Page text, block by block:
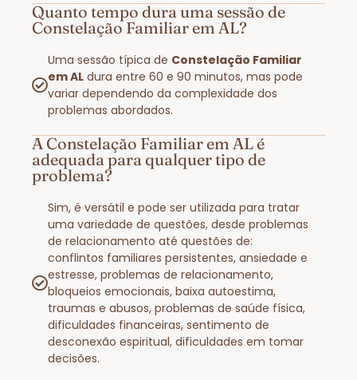
Quanto tempo dura uma sessão de
Constelação Familiar em AL?
Uma sessão típica de Constelação Familiar
em AL dura entre 60 e 90 minutos, mas pode
variar dependendo da complexidade dos
problemas abordados.
A Constelação Familiar em AL é
adequada para qualquer tipo de
problema?
Sim, é versátil e pode ser utilizada para tratar
uma variedade de questões, desde problemas
de relacionamento até questões de:
conflintos familiares persistentes, ansiedade e
estresse, problemas de relacionamento,
bloqueios emocionais, baixa autoestima,
traumas e abusos, problemas de saúde física,
dificuldades financeiras, sentimento de
desconexão espiritual, dificuldades em tomar
decisões.